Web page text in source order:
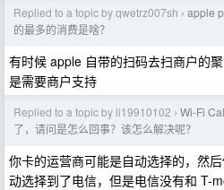
Replied to a topic by qwetrz007sh › apple
的最多的消费是啥？
有时候 apple 自带的扫码去扫商户的
是需要商户支持
Replied to a topic by li19910102 › Wi-Fi
了，请问是怎么回事？该怎么解决呢？
你卡的运营商可能是自动选择的，然
动选择到了电信，但是电信没有和 T-